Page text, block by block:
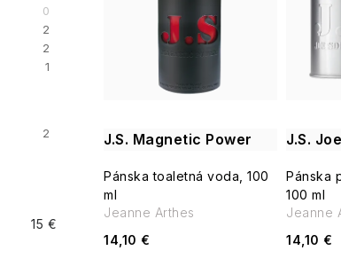
0
2
2
1
2
15 €
p
r
o
d
p
r
o
d
J.S. Magnetic Power
Pánska toaletná voda, 100
ml
14,10 €
Jeanne Arthes
J.S.
Pánska
100 ml
14,10 €
Jeanne